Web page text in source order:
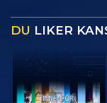
DU LIKER